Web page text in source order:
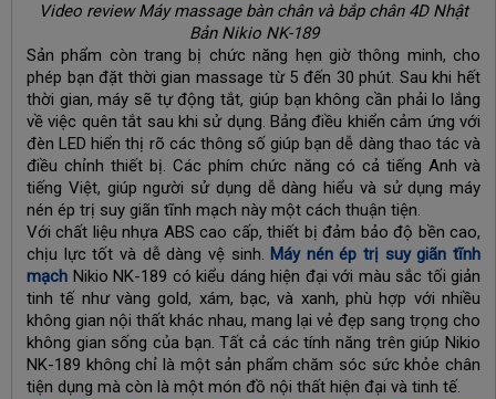
Video review Máy massage bàn chân và bắp chân 4D Nhật
Bản Nikio NK-189
Sản phẩm còn trang bị chức năng hẹn giờ thông minh, cho
phép bạn đặt thời gian massage từ 5 đến 30 phút. Sau khi hết
thời gian, máy sẽ tự động tắt, giúp bạn không cần phải lo lắng
về việc quên tắt sau khi sử dụng. Bảng điều khiển cảm ứng với
đèn LED hiển thị rõ các thông số giúp bạn dễ dàng thao tác và
điều chỉnh thiết bị. Các phím chức năng có cả tiếng Anh và
tiếng Việt, giúp người sử dụng dễ dàng hiểu và sử dụng máy
nén ép trị suy giãn tĩnh mạch này một cách thuận tiện.
Với chất liệu nhựa ABS cao cấp, thiết bị đảm bảo độ bền cao,
chịu lực tốt và dễ dàng vệ sinh. Máy nén ép trị suy giãn tĩnh
mạch Nikio NK-189 có kiểu dáng hiện đại với màu sắc tối giản
tinh tế như vàng gold, xám, bạc, và xanh, phù hợp với nhiều
không gian nội thất khác nhau, mang lại vẻ đẹp sang trọng cho
không gian sống của bạn. Tất cả các tính năng trên giúp Nikio
NK-189 không chỉ là một sản phẩm chăm sóc sức khỏe chân
tiện dụng mà còn là một món đồ nội thất hiện đại và tinh tế.